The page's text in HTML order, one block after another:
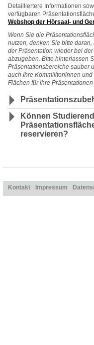
Detailliertere Informationen
verfügbaren
Webshop der Hörsaal- und
Wenn Sie die
nutzen, denken Sie bitte
der Präsentation wieder bei
abzugeben. Bitte hinterlassen
Präsentationsbereiche sauber
auch Ihre Kommilitoninnen
Flächen für ihre
Können
reservieren?
Kontakt Impressum